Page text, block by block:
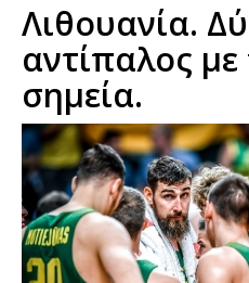
Λιθουανία.
αντίπαλος
σημεία.